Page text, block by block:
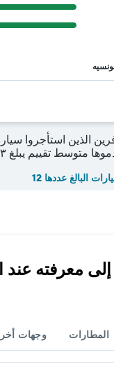
الذين استأجروا
متوسط تقييم يبلغ ٧٫٣
البالغ عددها 12
معرفته عند
المطارات وجهات